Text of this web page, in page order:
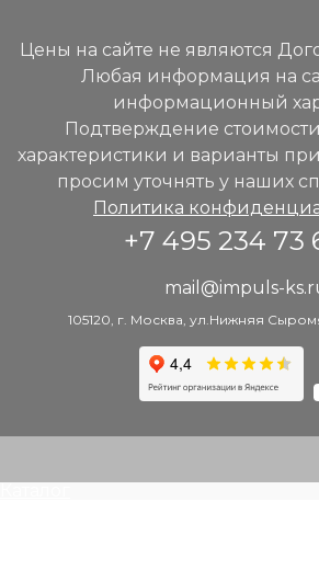
Цены на сайте не являются
Любая информация на
информационный
Подтверждение
характеристики и варианты
просим уточнять у наших
Политика
+7 495 234 73
mail@impuls-
105120, г. Москва, ул.Нижняя